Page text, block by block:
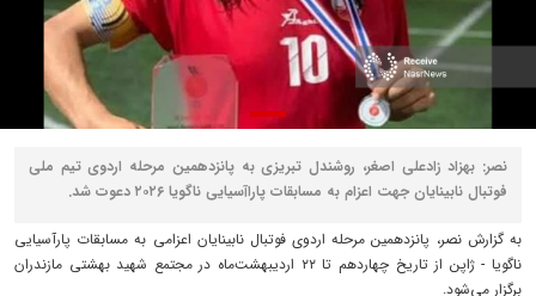
نصر: بهزاد زادعلی اصغر، روشندل تبریزی به پانزدهمین مرحله اردوی تیم ملی
فوتبال نابینایان جهت اعزام به مسابقات پاراآسیایی ناگویا ۲۰۲۶ دعوت شد.
به گزارش نصر، پانزدهمین مرحله اردوی فوتبال نابینایان اعزامی به مسابقات پارآسیایی
ناگویا - ژاپن از تاریخ چهاردهم تا ۲۲ اردیبهشت‌ماه در مجتمع شهید بهشتی مازندران
برگزار می‌شود.